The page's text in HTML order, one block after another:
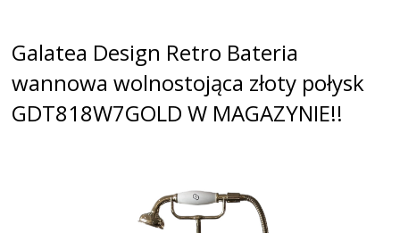
Galatea Design Retro Bateria
wannowa wolnostojąca złoty połysk
GDT818W7GOLD W MAGAZYNIE!!